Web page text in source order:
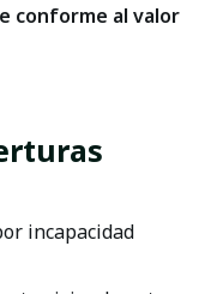
conforme al valor
incapacidad